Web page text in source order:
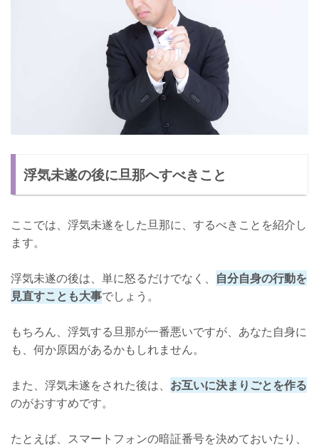
浮気未遂の後に旦那へすべきこと
ここでは、浮気未遂をした旦那に、するべきことを紹介し
ます。
浮気未遂の後は、単に怒るだけでなく、 自分自身の行動を
見直すことも大事でしょう。
もちろん、浮気する旦那が一番悪いですが、あなた自身に
も、何か原因があるかもしれません。
また、浮気未遂をされた後は、 お互いに決まりごとを作る
のがおすすめです。
たとえば、スマートフォンの暗証番号を決めておいたり、